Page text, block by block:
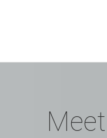
Meet